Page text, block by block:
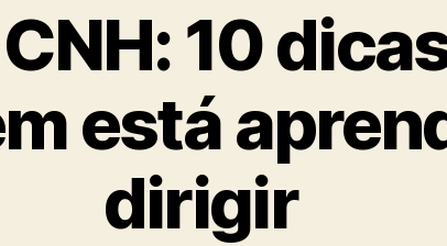
10
está
dirigir